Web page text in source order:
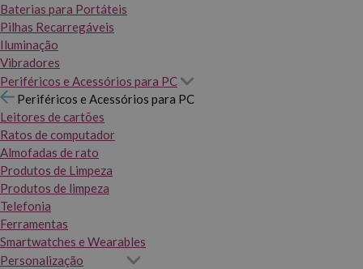
Baterias para Portáteis
Pilhas Recarregáveis
Iluminação
Vibradores
Periféricos e Acessórios para PC
Periféricos e Acessórios para PC
Leitores de cartões
Ratos de computador
Almofadas de rato
Produtos de Limpeza
Produtos de limpeza
Telefonia
Ferramentas
Smartwatches e Wearables
Personalização